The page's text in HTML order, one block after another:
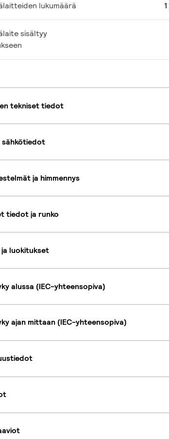
lukumäärä
sisältyy
tekniset tiedot
ja himmennys
tiedot ja runko
luokitukset
alussa (IEC-yhteensopiva)
ajan mittaan (IEC-yhteensopiva)